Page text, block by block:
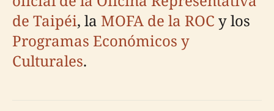
de Taipéi, la MOFA de la ROC y los
Programas Económicos y
Culturales.